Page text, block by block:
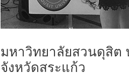
มหาวิทยาลัยสวนดุสิต
จังหวัดสระแก้ว